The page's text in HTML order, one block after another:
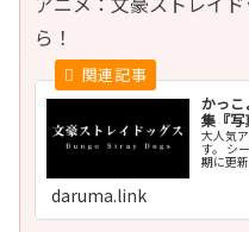
ら！
かっこ
集『写
大人気
す。 シ
期に更
い！ま
daruma.link